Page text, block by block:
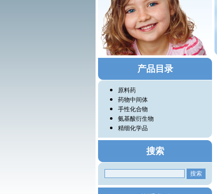
产品目录
原料药
药物中间体
手性化合物
氨基酸衍生物
精细化学品
搜索